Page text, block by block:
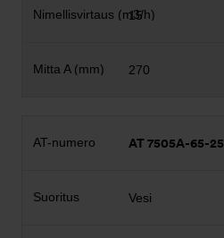
15
270
AT 7505A-65-25
Vesi